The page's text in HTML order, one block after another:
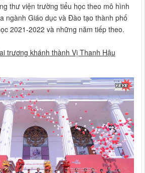
thư viện trường tiểu học theo mô hình
ngành Giáo dục và Đào tạo thành phố
2021-2022 và những năm tiếp theo.
trương khánh thành Vị Thanh Hậu